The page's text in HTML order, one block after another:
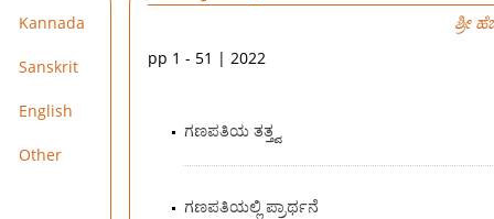
Kannada
Sanskrit
English
Other
ಶ್ರೀ
pp 1 - 51 | 2022
ಗಣಪತಿಯ ತತ್ತ್ವ
ಗಣಪತಿಯಲ್ಲಿ ಪ್ರಾರ್ಥನೆ